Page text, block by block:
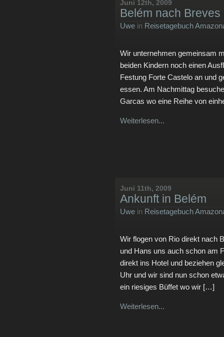
Juni 12th, 2009
Belém nach Breves
Uwe in Reisetagebuch
Wir unternehmen gemeinsam
beiden Kindern noch einen
Festung Forte Castelo an und
essen. Am Nachmittag
Garcas wo eine Reihe von
Weiterlesen...
Juni 11th, 2009
Ankunft in Belém
Uwe in Reisetagebuch
Wir flogen von Rio direkt nach
und Hans uns auch schon am
direkt ins Hotel und beziehen
Uhr und wir sind nun schon
ein riesiges Büffet wo wir […]
Weiterlesen...